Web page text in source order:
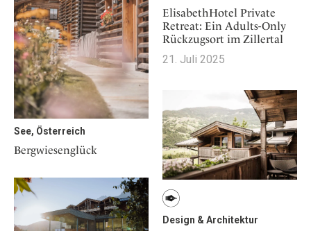
ElisabethHotel Private
Retreat: Ein Adults-Only
Rückzugsort im Zillertal
21. Juli 2025
See, Österreich
Bergwiesenglück
Design & Architektur